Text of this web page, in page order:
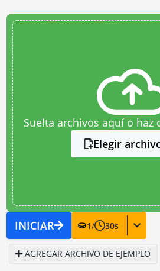
Suelta archivos aquí o haz
Elegir
INICIAR 1/ 30s
AGREGAR ARCHIVO DE EJEMPLO